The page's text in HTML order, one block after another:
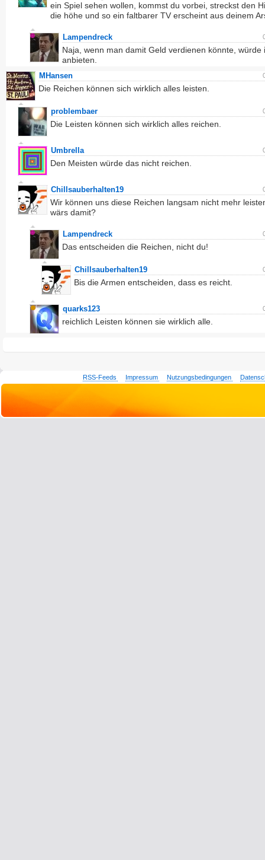
ein Spiel sehen wollen, kommst du vorbei, streckst den
die höhe und so ein faltbarer TV erscheint aus deinem
Lampendreck
Naja, wenn man damit Geld verdienen könnte, würde
anbieten.
MHansen
Die Reichen können sich wirklich alles leisten.
problembaer
Die Leisten können sich wirklich alles reichen.
Umbrella
Den Meisten würde das nicht reichen.
Chillsauberhalten19
Wir können uns diese Reichen langsam nicht mehr
wärs damit?
Lampendreck
Das entscheiden die Reichen, nicht du!
Chillsauberhalten19
Bis die Armen entscheiden, dass es reicht.
quarks123
reichlich Leisten können sie wirklich alle.
RSS-Feeds Impressum Nutzungsbedingungen